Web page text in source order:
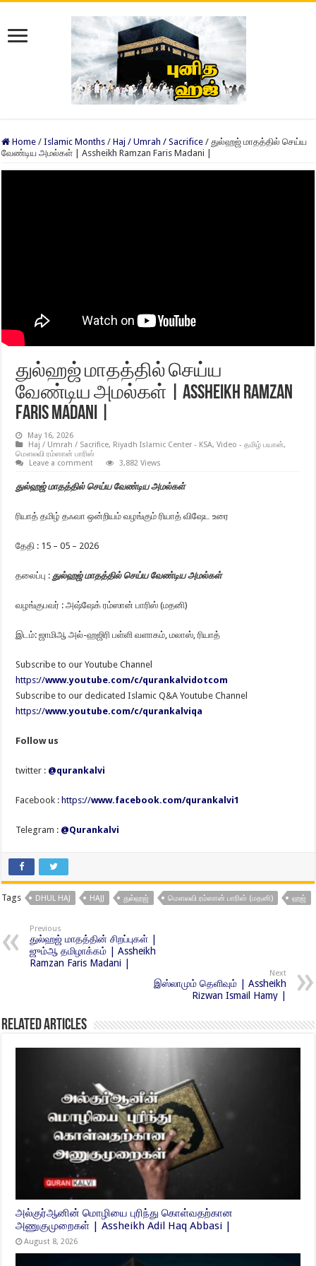
Home / Islamic Months / Haj / Umrah / Sacrifice / துல்ஹஜ் மாதத்தில் செய்ய
வேண்டிய அமல்கள் | Assheikh Ramzan Faris Madani |
துல்ஹஜ் மாதத்தில் செய்ய
வேண்டிய அமல்கள் | Assheikh Ramzan
Faris Madani |
May 16, 2026
Haj / Umrah / Sacrifice, Riyadh Islamic Center - KSA,Video - தமிழ் பயான்,
மௌலவி ரம்ஸான் பாரிஸ்
Leave a comment
3,882 Views
துல்ஹஜ் மாதத்தில் செய்ய வேண்டிய அமல்கள்
ரியாத் தமிழ் தஃவா ஒன்றியம் வழங்கும் ரியாத் விஷேட உரை
தேதி : 15 – 05 – 2026
தலைப்பு : துல்ஹஜ் மாதத்தில் செய்ய வேண்டிய அமல்கள்
வழங்குபவர் : அஷ்ஷேக் ரம்ஸான் பாரிஸ் (மதனி)
இடம்: ஜாமிஆ அல்-ஹஜிரி பள்ளி வளாகம், மலாஸ், ரியாத்
Subscribe to our Youtube Channel
https://www.youtube.com/c/qurankalvidotcom
Subscribe to our dedicated Islamic Q&A Youtube Channel
https://www.youtube.com/c/qurankalviqa
Follow us
twitter : @qurankalvi
Facebook : https://www.facebook.com/qurankalvi1
Telegram : @Qurankalvi
Tags DHUL HAJ HAJJ துல்ஹஜ் மௌலவி ரம்ஸான் பாரிஸ் (மதனி) ஹஜ்
Previous
துல்ஹஜ் மாதத்தின் சிறப்புகள் |
ஜும்ஆ தமிழாக்கம் | Assheikh
Ramzan Faris Madani |
Next
இஸ்லாமும் தெளிவும் | Assheikh
Rizwan Ismail Hamy |
Related Articles
அல்குர்ஆனின் மொழியை புரிந்து கொள்வதற்கான
அணுகுமுறைகள் | Assheikh Adil Haq Abbasi |
August 8, 2026